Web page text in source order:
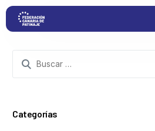
Categorías
Proyectos
Competiciones